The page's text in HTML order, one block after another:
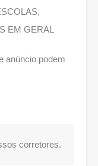
EM GERAL
anúncio podem
corretores.